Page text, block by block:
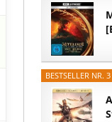
BESTSELLER NR. 3